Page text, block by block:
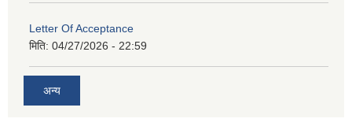
Letter Of Acceptance
मिति: 04/27/2026 - 22:59
अन्य